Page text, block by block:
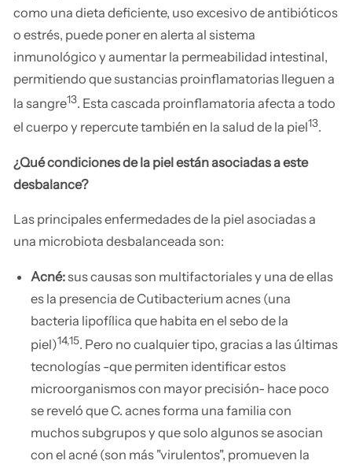
como una dieta deficiente, uso excesivo de antibióticos
o estrés, puede poner en alerta al sistema
inmunológico y aumentar la permeabilidad intestinal,
permitiendo que sustancias proinflamatorias lleguen a
la sangre13. Esta cascada proinflamatoria afecta a todo
el cuerpo y repercute también en la salud de la piel13.
¿Qué condiciones de la piel están asociadas a este
desbalance?
Las principales enfermedades de la piel asociadas a
una microbiota desbalanceada son:
Acné:sus causas son multifactoriales y una de ellas
es la presencia de Cutibacterium acnes (una
bacteria lipofílica que habita en el sebo de la
piel)14,15. Pero no cualquier tipo, gracias a las últimas
tecnologías -que permiten identificar estos
microorganismos con mayor precisión- hace poco
se reveló que C. acnes forma una familia con
muchos subgrupos y que solo algunos se asocian
con el acné (son más "virulentos", promueven la